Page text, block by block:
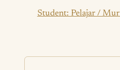
Student: Pelajar /